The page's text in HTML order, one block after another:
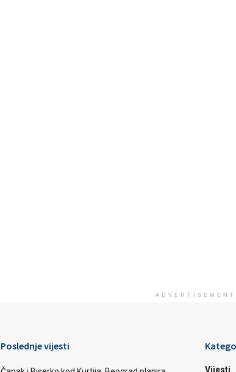
ADVERTISEMENT
Poslednje vijesti
Vijesti